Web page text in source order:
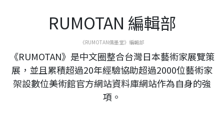
RUMOTAN 編輯部
《RUMOTAN儒墨堂》編輯部
《RUMOTAN》是中文圈整合台灣日本藝術家展覽策
展，並且累積超過20年經驗協助超過2000位藝術家
架設數位美術館官方網站資料庫網站作為自身的強
項。